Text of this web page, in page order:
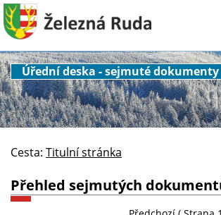
Úřední deska - sejmuté dokumenty
Cesta: Titulní stránka
Přehled sejmutých